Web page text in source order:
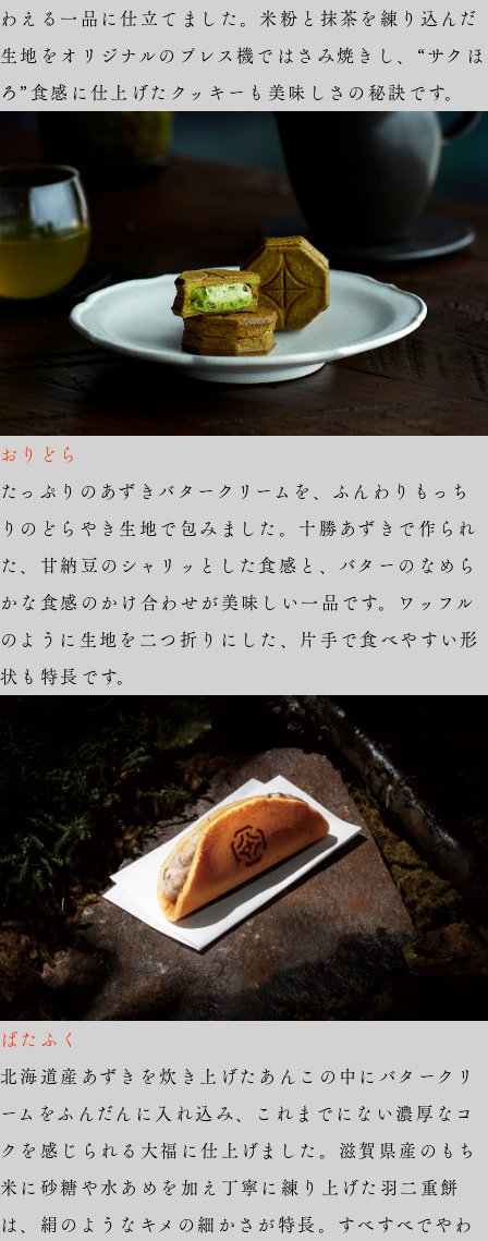
わえる一品に仕立てました。米粉と抹茶を練り込んだ
生地をオリジナルのプレス機ではさみ焼きし、“サクほ
ろ”食感に仕上げたクッキーも美味しさの秘訣です。
おりどら
たっぷりのあずきバタークリームを、ふんわりもっち
りのどらやき生地で包みました。十勝あずきで作られ
た、甘納豆のシャリッとした食感と、バターのなめら
かな食感のかけ合わせが美味しい一品です。ワッフル
のように生地を二つ折りにした、片手で食べやすい形
状も特長です。
ばたふく
北海道産あずきを炊き上げたあんこの中にバタークリ
ームをふんだんに入れ込み、これまでにない濃厚なコ
クを感じられる大福に仕上げました。滋賀県産のもち
米に砂糖や水あめを加え丁寧に練り上げた羽二重餅
は、絹のようなキメの細かさが特長。すべすべでやわ